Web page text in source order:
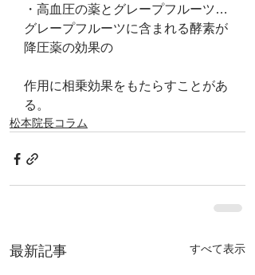
・高血圧の薬とグレープフルーツ…
グレープフルーツに含まれる酵素が
降圧薬の効果の
作用に相乗効果をもたらすことがあ
る。
松本院長コラム
最新記事 すべて表示